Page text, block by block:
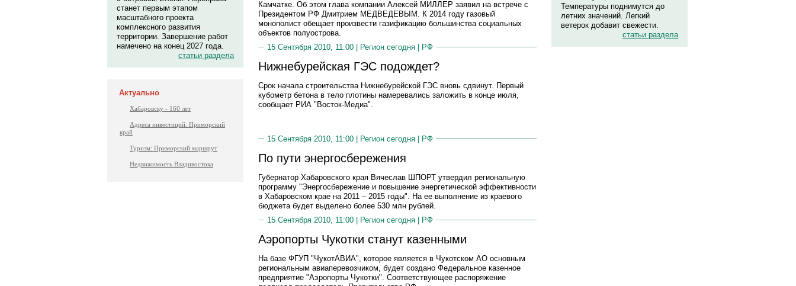
станет первым этапом
масштабного проекта
комплексного развития
территории. Завершение работ
намечено на конец 2027 года.
статьи раздела
Актуально
Хабаровску - 160 лет
Адреса инвестиций. Приморский
край
Туризм: Приморский маршрут
Недвижимость Владивостока
Камчатке. Об этом глава компании Алексей МИЛЛЕР заявил на встрече с
Президентом РФ Дмитрием МЕДВЕДЕВЫМ. К 2014 году газовый
монополист обещает произвести газификацию большинства социальных
объектов полуострова.
15 Сентября 2010, 11:00 |
Регион сегодня РФ
Нижнебурейская ГЭС подождет?
Срок начала строительства Нижнебурейской ГЭС вновь сдвинут. Первый
кубометр бетона в тело плотины намеревались заложить в конце июля,
сообщает РИА "Восток-Медиа".
15 Сентября 2010, 11:00 | Регион сегодня | РФ
По пути энергосбережения
Губернатор Хабаровского края Вячеслав ШПОРТ утвердил региональную
программу "Энергосбережение и повышение энергетической эффективности
в Хабаровском крае на 2011 – 2015 годы". На ее выполнение из краевого
бюджета будет выделено более 530 млн рублей.
15 Сентября 2010, 11:00 |
Регион сегодня РФ
Аэропорты Чукотки станут казенными
На базе ФГУП "ЧукотАВИА", которое является в Чукотском АО основным
региональным авиаперевозчиком, будет создано Федеральное казенное
предприятие "Аэропорты Чукотки". Соответствующее распоряжение
Температуры поднимутся до
летних значений. Легкий
ветерок добавит свежести.
статьи раздела